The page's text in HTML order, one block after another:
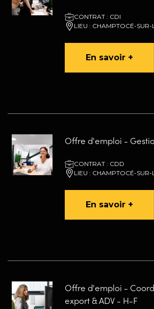
CONTRAT : CDI
LIEU : CHAMPTOCÉ-SUR-
En savoir +
Offre d'emploi -
CONTRAT : CDD
LIEU : CHAMPTOCÉ-SUR-
En savoir +
Offre d'emploi -
export & ADV - H-F